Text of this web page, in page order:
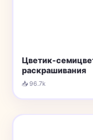
Цветик-
раскрашивания
📥 96.7k